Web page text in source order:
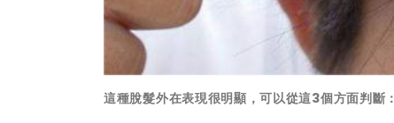
這種脫髮外在表現很明顯，可以從這3個方面判斷：